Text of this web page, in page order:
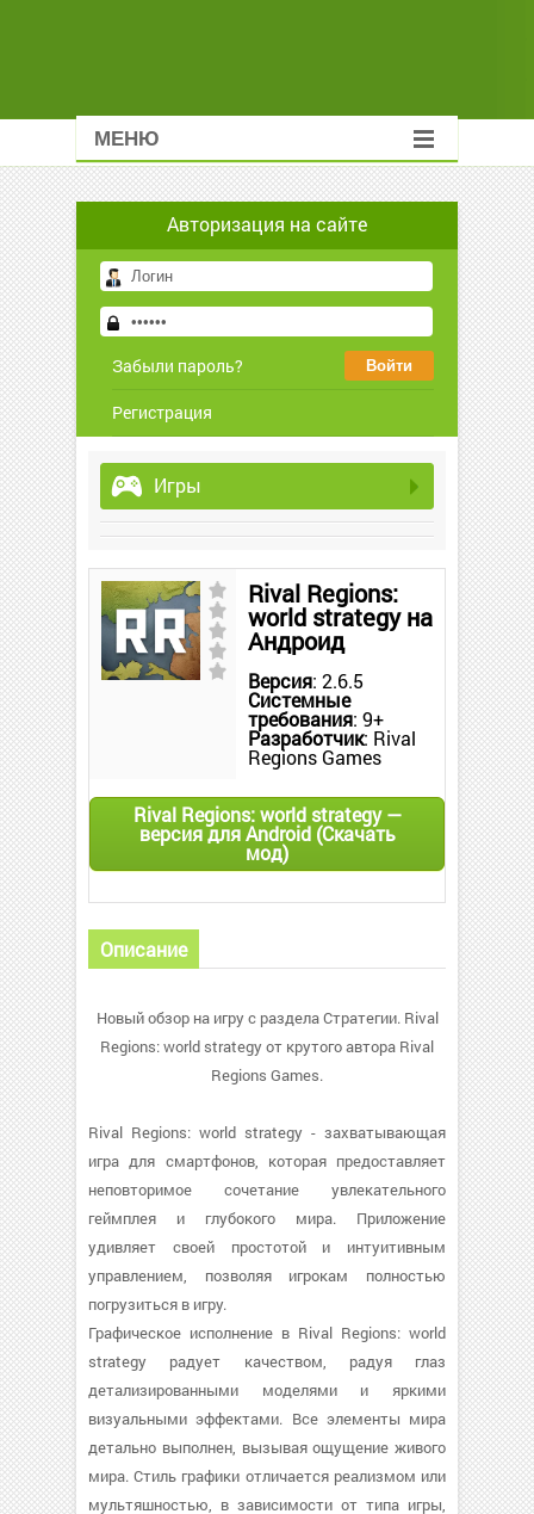
МЕНЮ
Авторизация на сайте
Забыли пароль?
Регистрация
Игры
Rival Regions:
world strategy на
Андроид
Версия: 2.6.5
Системные
требования: 9+
Разработчик: Rival
Regions Games
Rival Regions: world strategy —
версия для Android (Скачать
мод)
Описание
Новый обзор на игру с раздела Стратегии. Rival
Regions: world strategy от крутого автора Rival
Regions Games.
Rival Regions: world strategy - захватывающая
игра для смартфонов, которая предоставляет
неповторимое сочетание увлекательного
геймплея и глубокого мира. Приложение
удивляет своей простотой и интуитивным
управлением, позволяя игрокам полностью
погрузиться в игру.
Графическое исполнение в Rival Regions: world
strategy радует качеством, радуя глаз
детализированными моделями и яркими
визуальными эффектами. Все элементы мира
детально выполнен, вызывая ощущение живого
мира. Стиль графики отличается реализмом или
мультяшностью, в зависимости от типа игры,